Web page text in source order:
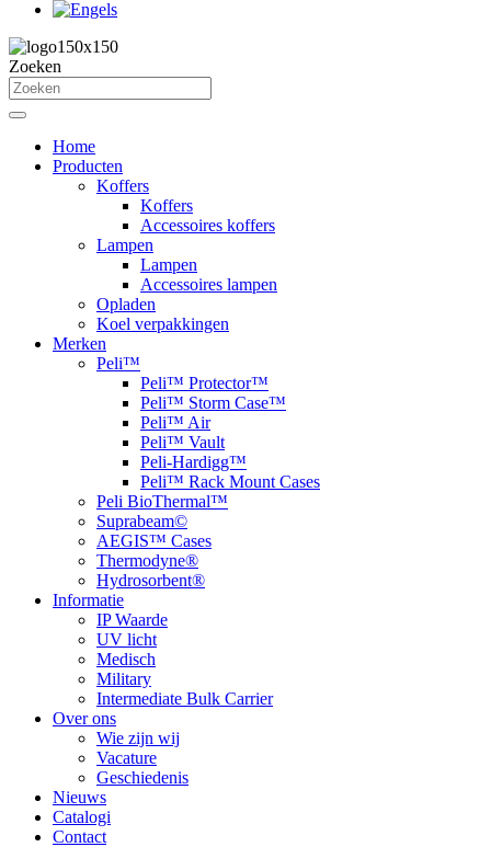
Zoeken
Home
Producten
Koffers
Koffers
Accessoires koffers
Lampen
Lampen
Accessoires lampen
Opladen
Koel verpakkingen
Merken
Peli™
Peli™ Protector™
Peli™ Storm Case™
Peli™ Air
Peli™ Vault
Peli-Hardigg™
Peli™ Rack Mount Cases
Peli BioThermal™
Suprabeam©
AEGIS™ Cases
Thermodyne®
Hydrosorbent®
Informatie
IP Waarde
UV licht
Medisch
Military
Intermediate Bulk Carrier
Over ons
Wie zijn wij
Vacature
Geschiedenis
Nieuws
Catalogi
Contact